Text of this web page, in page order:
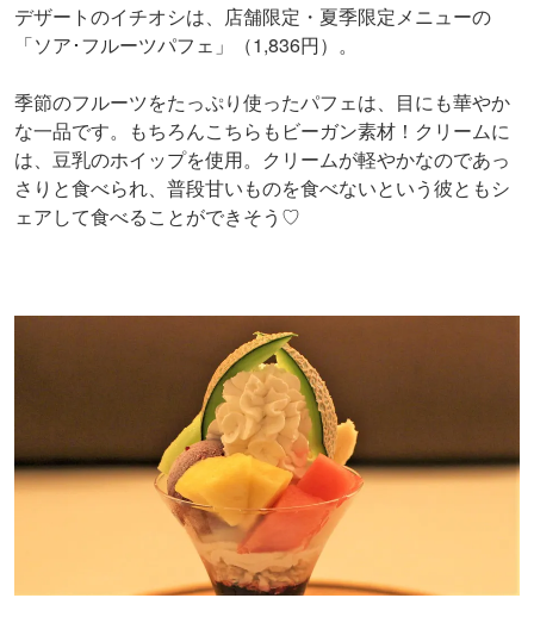
デザートのイチオシは、店舗限定・夏季限定メニューの
「ソア･フルーツパフェ」（1,836円）。
季節のフルーツをたっぷり使ったパフェは、目にも華やか
な一品です。もちろんこちらもビーガン素材！クリームに
は、豆乳のホイップを使用。クリームが軽やかなのであっ
さりと食べられ、普段甘いものを食べないという彼ともシ
ェアして食べることができそう♡